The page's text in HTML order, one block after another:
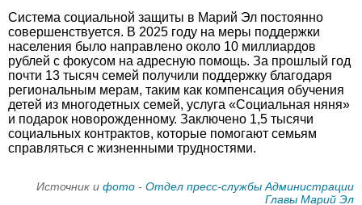
Система социальной защиты в Марий Эл постоянно
совершенствуется. В 2025 году на меры поддержки
населения было направлено около 10 миллиардов
рублей с фокусом на адресную помощь. За прошлый год
почти 13 тысяч семей получили поддержку благодаря
региональным мерам, таким как компенсация обучения
детей из многодетных семей, услуга «Социальная няня»
и подарок новорожденному. Заключено 1,5 тысячи
социальных контрактов, которые помогают семьям
справляться с жизненными трудностями.
Источник и фото - Отдел пресс-службы Администрации
Главы Марий Эл